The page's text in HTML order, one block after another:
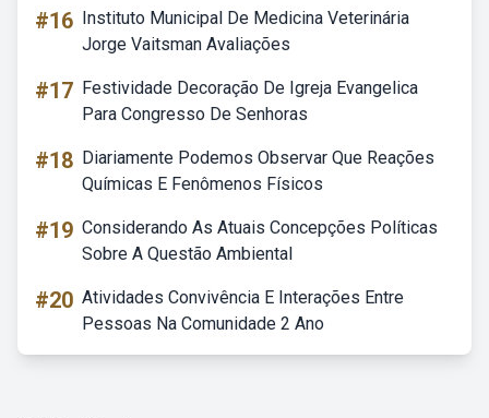
#16 Instituto Municipal De Medicina Veterinária
Jorge Vaitsman Avaliações
#17 Festividade Decoração De Igreja Evangelica
Para Congresso De Senhoras
#18 Diariamente Podemos Observar Que Reações
Químicas E Fenômenos Físicos
#19 Considerando As Atuais Concepções Políticas
Sobre A Questão Ambiental
#20 Atividades Convivência E Interações Entre
Pessoas Na Comunidade 2 Ano